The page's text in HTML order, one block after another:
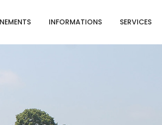
INFORMATIONS SERVICES